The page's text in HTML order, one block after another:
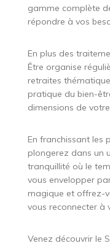
gamme complète
répondre à vos
En plus des
Être organise
retraites
pratique du bien-
dimensions de
En franchissant les
plongerez dans un
tranquillité où le
vous envelopper
magique et offrez-
vous reconnecter à
Venez découvrir le